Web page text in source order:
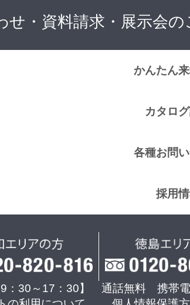
せ・資料請求・展示会
かんたん
カタロ
各種お問
採用
9：30～17：30】 通話無料 携帯